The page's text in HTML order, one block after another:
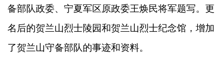
备部队政委、宁夏军区原政委王焕民将军题写。更
名后的贺兰山烈士陵园和贺兰山烈士纪念馆，增加
了贺兰山守备部队的事迹和资料。